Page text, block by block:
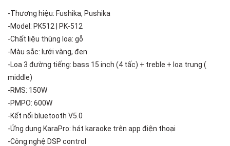
-Thương hiệu: Fushika, Pushika
-Model: PK512 | PK-512
-Chất liệu thùng loa: gỗ
-Màu sắc: lưới vàng, đen
-Loa 3 đường tiếng: bass 15 inch (4 tấc) + treble + loa trung (
middle)
-RMS: 150W
-PMPO: 600W
-Kết nối bluetooth V5.0
-Ứng dụng KaraPro: hát karaoke trên app điện thoại
-Công nghệ DSP control